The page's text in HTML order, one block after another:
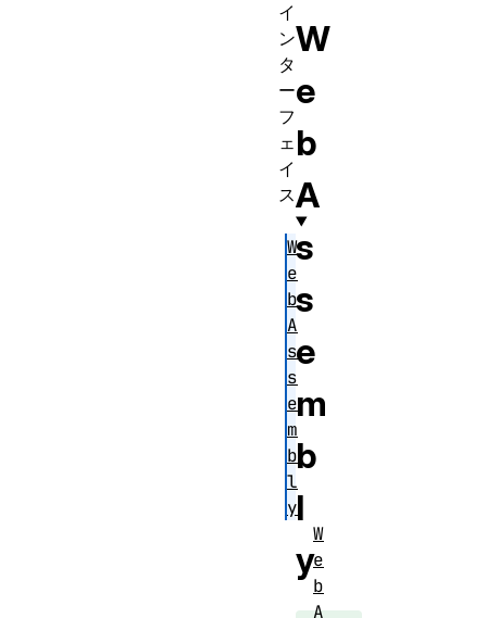
W
e
b
A
s
s
e
m
b
l
y
イ
ン
タ
ー
フ
ェ
イ
ス
W
e
b
A
s
s
e
m
b
l
y
W
e
b
A